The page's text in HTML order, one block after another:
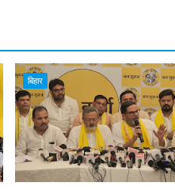
बिहार